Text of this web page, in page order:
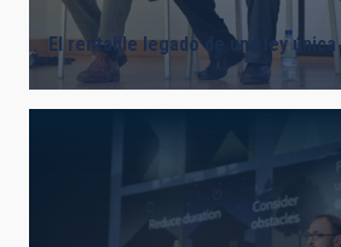
El rentable legado de una ley única